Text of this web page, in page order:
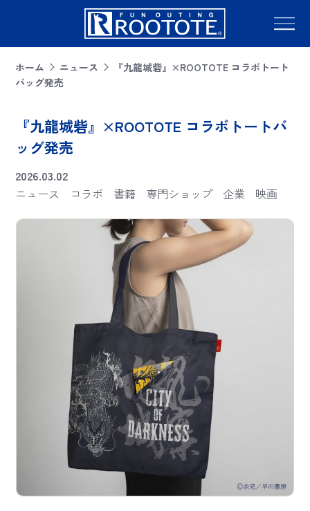
ホーム ニュース
『九龍城砦』×ROOTOTE コラボトート
バッグ発売
『九龍城砦』×ROOTOTE コラボトートバ
ッグ発売
2026.03.02
ニュース
コラボ 書籍 専門ショップ 企業 映画